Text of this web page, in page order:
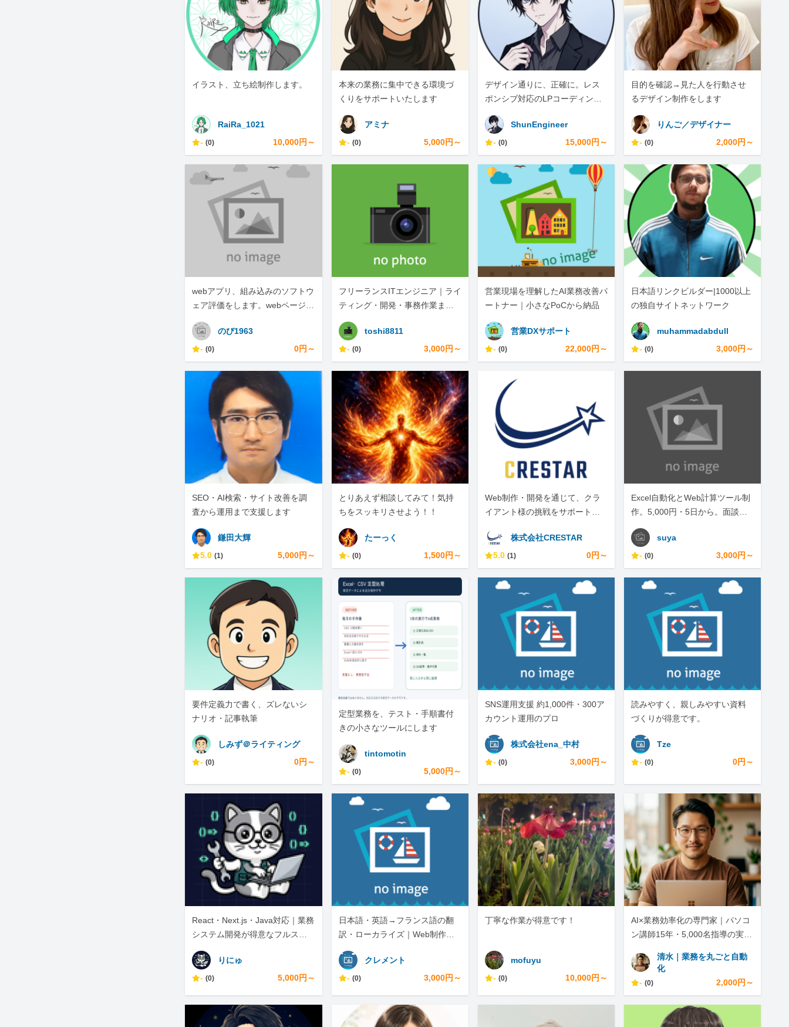
イラスト、立ち絵制作します。
RaiRa_1021
- (0) 10,000円～
本来の業務に集中できる環境づ
くりをサポートいたします
アミナ
- (0) 5,000円～
デザイン通りに、正確に。レス
ポンシブ対応のLPコーディング
ShunEngineer
- (0) 15,000円～
目的を確認→見た人を行動させ
るデザイン制作をします
りんご／デザイナー
- (0) 2,000円～
webアプリ、組み込みのソフトウ
ェア評価をします。webページの
のび1963
- (0) 0円～
フリーランスITエンジニア｜ライ
ティング・開発・事務作業まで
toshi8811
- (0) 3,000円～
営業現場を理解したAI業務改善パ
ートナー｜小さなPoCから納品
営業DXサポート
- (0) 22,000円～
日本語リンクビルダー|1000以上
の独自サイトネットワーク
muhammadabdull
- (0) 3,000円～
SEO・AI検索・サイト改善を調
査から運用まで支援します
鎌田大輝
5.0 (1) 5,000円～
とりあえず相談してみて！気持
ちをスッキリさせよう！！
たーっく
- (0) 1,500円～
Web制作・開発を通じて、クラ
イアント様の挑戦をサポートし
株式会社CRESTAR
5.0 (1) 0円～
Excel自動化とWeb計算ツール制
作。5,000円・5日から。面談な
suya
- (0) 3,000円～
要件定義力で書く、ズレないシ
ナリオ・記事執筆
しみず＠ライティング
- (0) 0円～
定型業務を、テスト・手順書付
きの小さなツールにします
tintomotin
- (0) 5,000円～
SNS運用支援 約1,000件・300ア
カウント運用のプロ
株式会社ena_中村
- (0) 3,000円～
読みやすく、親しみやすい資料
づくりが得意です。
Tze
- (0) 0円～
React・Next.js・Java対応｜業務
システム開発が得意なフルスタ
りにゅ
- (0) 5,000円～
日本語・英語→フランス語の翻
訳・ローカライズ｜Web制作・A
クレメント
- (0) 3,000円～
丁寧な作業が得意です！
mofuyu
- (0) 10,000円～
AI×業務効率化の専門家｜パソコ
ン講師15年・5,000名指導の実績
清水｜業務を丸ごと自動
化
- (0) 2,000円～